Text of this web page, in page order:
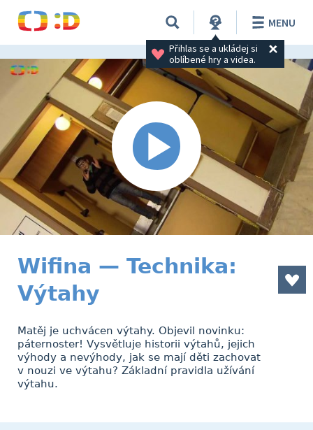
Přihlas se a ukládej si
oblíbené hry a videa.
MENU
Wifina — Technika:
Výtahy
Matěj je uchvácen výtahy. Objevil novinku:
páternoster! Vysvětluje historii výtahů, jejich
výhody a nevýhody, jak se mají děti zachovat
v nouzi ve výtahu? Základní pravidla užívání
výtahu.